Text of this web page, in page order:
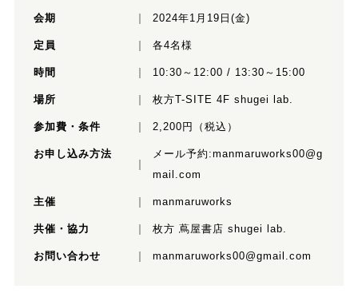
会期 2024年1月19日(金)
定員 各4名様
時間 10:30～12:00 / 13:30～15:00
場所 枚方T-SITE 4F shugei lab.
参加費・条件 2,200円（税込）
お申し込み方法 メール予約:manmaruworks00@g
mail.com
主催 manmaruworks
共催・協力 枚方 蔦屋書店 shugei lab.
お問い合わせ manmaruworks00@gmail.com